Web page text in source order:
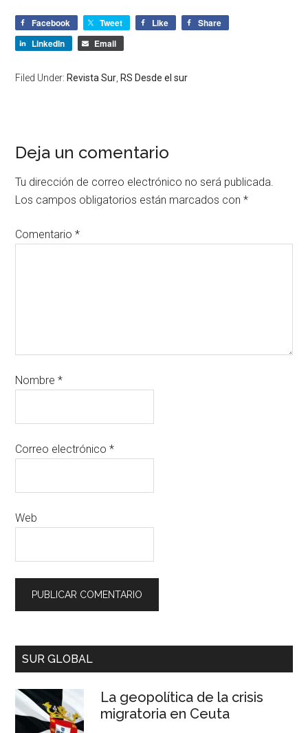
Facebook Tweet Like
Share
LinkedIn
Email
Filed Under: Revista Sur RS Desde el sur
Deja un comentario
Tu dirección de correo electrónico no será publicada.
Los campos obligatorios están marcados con*
Comentario*
Nombre*
Correo electrónico*
Web
SUR GLOBAL
La geopolítica de la crisis
migratoria en Ceuta